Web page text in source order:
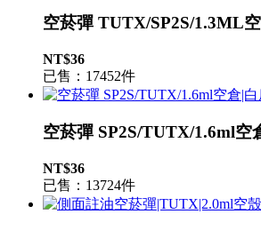
空菸彈 TUTX/SP2S/1.3ML
NT$36
已售：17452件
空菸彈 SP2S/TUTX/1.6ml空
NT$36
已售：13724件